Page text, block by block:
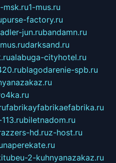
msk.ru1-mus.ru
purse-factory.ru
adler-jun.rubandamn.ru
darksand.ru
alabuga-cityhotel.ru
blagodarenie-spb.ru
fabrikayfabrikaefabrika.ru
biletnadom.ru
hd.ruz-host.ru
naperekate.ru
2-kuhnyanazakaz.ru